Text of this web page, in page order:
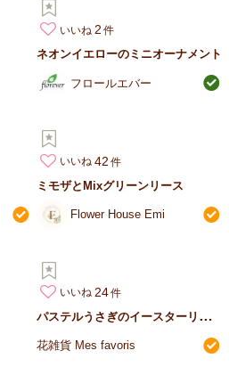
いいね 2
ネオンイエローのミニオーナメント
フロールエバー
いいね 42
ミモザとMixグリーンリース
Flower House Emi
いいね 24
パ
ステルうさぎのイースターリース 2024ver.
花雑貨 Mes favoris